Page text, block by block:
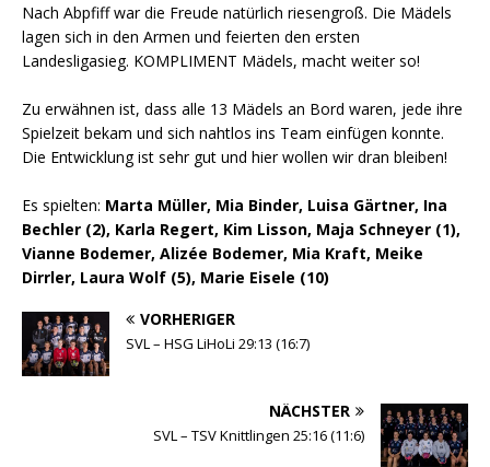
Nach Abpfiff war die Freude natürlich riesengroß. Die Mädels
lagen sich in den Armen und feierten den ersten
Landesligasieg. KOMPLIMENT Mädels, macht weiter so!
Zu erwähnen ist, dass alle 13 Mädels an Bord waren, jede ihre
Spielzeit bekam und sich nahtlos ins Team einfügen konnte.
Die Entwicklung ist sehr gut und hier wollen wir dran bleiben!
Es spielten: Marta Müller, Mia Binder, Luisa Gärtner, Ina
Bechler (2), Karla Regert, Kim Lisson, Maja Schneyer (1),
Vianne Bodemer, Alizée Bodemer, Mia Kraft, Meike
Dirrler, Laura Wolf (5), Marie Eisele (10)
VORHERIGER
SVL – HSG LiHoLi 29:13 (16:7)
NÄCHSTER
SVL – TSV Knittlingen 25:16 (11:6)